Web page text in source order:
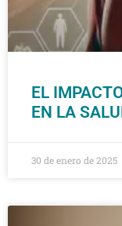
EL
EN LA
30 de enero de 2025